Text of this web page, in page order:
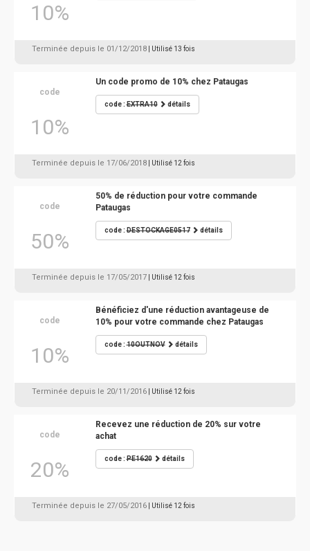
10%
Terminée depuis le 01/12/2018 | Utilisé 13 fois
code
10%
Un code promo de 10% chez Pataugas
code :EXTRA10 détails
Terminée depuis le 17/06/2018 | Utilisé 12 fois
code
50%
50% de réduction pour votre commande
Pataugas
code :DESTOCKAGE0517 détails
Terminée depuis le 17/05/2017 | Utilisé 12 fois
code
10%
Bénéficiez d'une réduction avantageuse de
10% pour votre commande chez Pataugas
code :10OUTNOV détails
Terminée depuis le 20/11/2016 | Utilisé 12 fois
code
20%
Recevez une réduction de 20% sur votre
achat
code :PE1620 détails
Terminée depuis le 27/05/2016 | Utilisé 12 fois